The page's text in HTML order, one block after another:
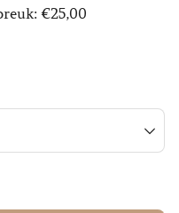
€25,00